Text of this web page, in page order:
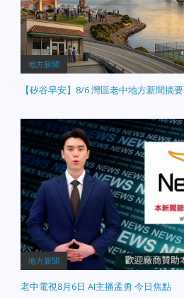
地方新聞
【矽谷早安】8/6 灣區老中地方新聞摘要
地方新聞
老中電視8月6日 AI主播孟勇 今日焦點